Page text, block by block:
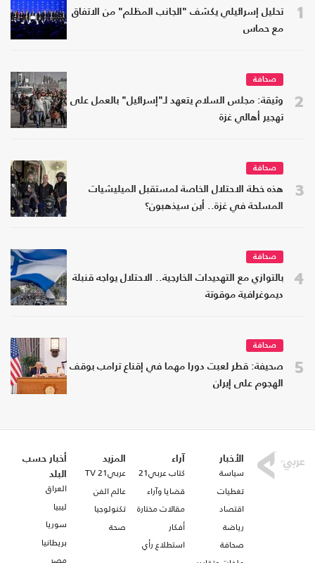
1
تحليل إسرائيلي يكشف "الجانب المظلم" من الاتفاق
مع حماس
2
صحافة
وثيقة: مجلس السلام يتعهد لـ"إسرائيل" بالعمل على
تهجير أهالي غزة
3
صحافة
هذه خطة الاحتلال الخاصة لمستقبل الميليشيات
المسلحة في غزة.. أين سيذهبون؟
4
صحافة
بالتوازي مع التهديدات الخارجية.. الاحتلال يواجه قنبلة
ديموغرافية موقوتة
5
صحافة
صحيفة: قطر لعبت دورا مهما في إقناع ترامب بوقف
الهجوم على إيران
الأخبار
سياسة
تغطيات
اقتصاد
رياضة
صحافة
آراء
كتاب عربي21
قضايا وآراء
مقالات مختارة
أفكار
استطلاع رأي
المزيد
عربي21 TV
عالم الفن
تكنولوجيا
صحة
أخبار حسب
البلد
العراق
ليبيا
سوريا
بريطانيا